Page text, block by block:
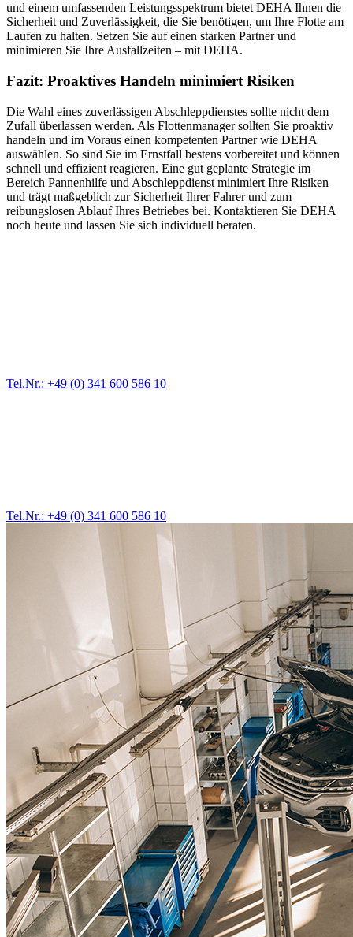
und einem umfassenden Leistungsspektrum bietet DEHA Ihnen die
Sicherheit und Zuverlässigkeit, die Sie benötigen, um Ihre Flotte am
Laufen zu halten. Setzen Sie auf einen starken Partner und
minimieren Sie Ihre Ausfallzeiten – mit DEHA.
Fazit: Proaktives Handeln minimiert Risiken
Die Wahl eines zuverlässigen Abschleppdienstes sollte nicht dem
Zufall überlassen werden. Als Flottenmanager sollten Sie proaktiv
handeln und im Voraus einen kompetenten Partner wie DEHA
auswählen. So sind Sie im Ernstfall bestens vorbereitet und können
schnell und effizient reagieren. Eine gut geplante Strategie im
Bereich Pannenhilfe und Abschleppdienst minimiert Ihre Risiken
und trägt maßgeblich zur Sicherheit Ihrer Fahrer und zum
reibungslosen Ablauf Ihres Betriebes bei. Kontaktieren Sie DEHA
noch heute und lassen Sie sich individuell beraten.
Tel.Nr.: +49 (0) 341 600 586 10
Tel.Nr.: +49 (0) 341 600 586 10